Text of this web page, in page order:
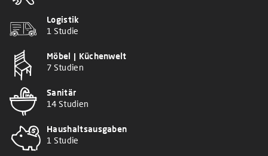
Logistik
1 Studie
Möbel | Küchenwelt
7 Studien
Sanitär
14 Studien
Haushaltsausgaben
1 Studie